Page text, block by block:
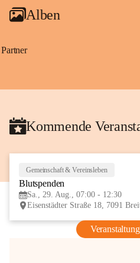
Alben
Partner
Kommende
Gemeinschaft & Vereinsleben
Blutspenden
Sa., 29. Aug., 07:00 - 12:30